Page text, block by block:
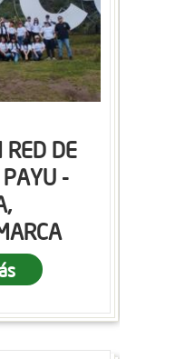
RED DE
-